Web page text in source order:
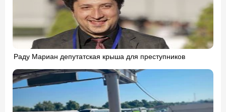
Раду Мариан депутатская крыша для преступников